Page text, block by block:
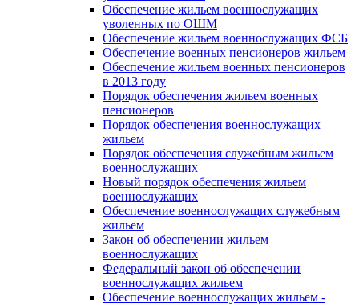
Обеспечение жильем военнослужащих
уволенных по ОШМ
Обеспечение жильем военнослужащих ФСБ
Обеспечение военных пенсионеров жильем
Обеспечение жильем военных пенсионеров
в 2013 году
Порядок обеспечения жильем военных
пенсионеров
Порядок обеспечения военнослужащих
жильем
Порядок обеспечения служебным жильем
военнослужащих
Новый порядок обеспечения жильем
военнослужащих
Обеспечение военнослужащих служебным
жильем
Закон об обеспечении жильем
военнослужащих
Федеральный закон об обеспечении
военнослужащих жильем
Обеспечение военнослужащих жильем -